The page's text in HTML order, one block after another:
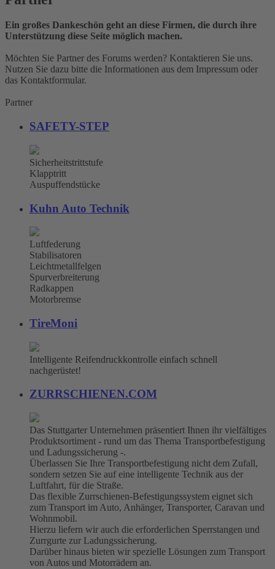
Ein großes Dankeschön geht an diese Firmen, die durch ihre
Unterstützung diese Seite möglich machen.
Möchten Sie Partner des Forums werden? Kontaktieren Sie uns.
Nutzen Sie dazu bitte die Informationen aus dem Impressum oder
das Kontaktformular.
Partner
SAFETY-STEP
Sicherheitstrittstufe
Klapptritt
Auspuffendstücke
Kuhn Auto Technik
Luftfederung
Stabilisatoren
Leichtmetallfelgen
Spurverbreiterung
Radkappen
Motorbremse
TireMoni
Intelligente Reifendruckkontrolle einfach schnell
nachgerüstet!
ZURRSCHIENEN.COM
Das Stuttgarter Unternehmen präsentiert Ihnen ihr vielfältiges
Produktsortiment - rund um das Thema Transportbefestigung
und Ladungssicherung -.
Überlassen Sie Ihre Transportbefestigung nicht dem Zufall,
sondern setzen Sie auf eine intelligente Technik aus der
Luftfahrt, für die Straße.
Das flexible Zurrschienen-Befestigungssystem eignet sich
zum Transport im Auto, Anhänger, Transporter, Caravan und
Wohnmobil.
Hierzu liefern wir auch die erforderlichen Sperrstangen und
Zurrgurte zur Ladungssicherung.
Darüber hinaus bieten wir spezielle Lösungen zum Transport
von Autos und Motorrädern an.